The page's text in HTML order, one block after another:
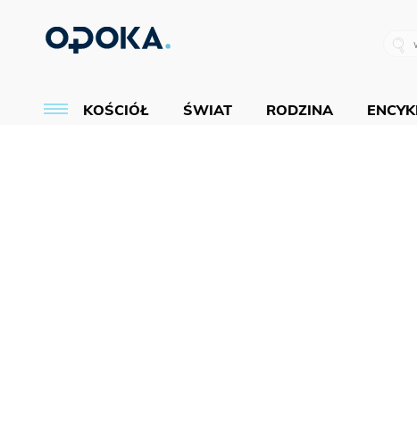
KOŚCIÓŁ ŚWIAT RODZINA